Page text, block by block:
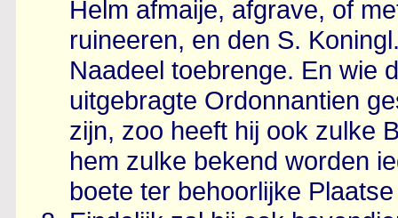
Helm afmaije, afgrave, of
ruineeren, en den S.
Naadeel toebrenge. En wie
uitgebragte Ordonnantien
zijn, zoo heeft hij ook zulke
hem zulke bekend worden
boete ter behoorlijke